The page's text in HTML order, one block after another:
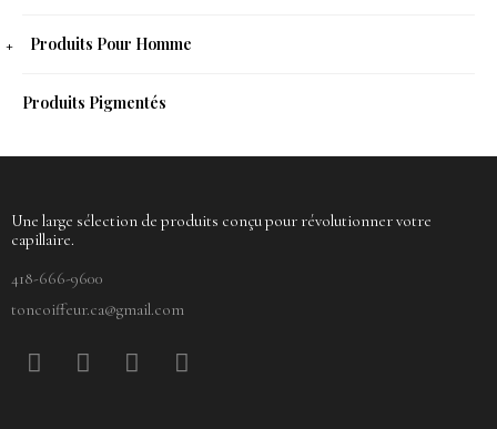
Produits Pour Homme
Produits Pigmentés
Une large sélection de produits conçu pour révolutionner votre
capillaire.
418-666-9600
toncoiffeur.ca@gmail.com
F
a
P
i
Y
o
I
n